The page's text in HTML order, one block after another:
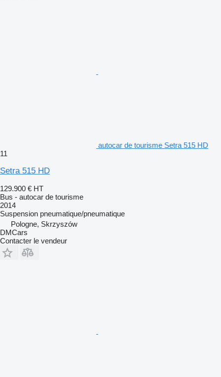
autocar de tourisme Setra 515 HD
11
Setra 515 HD
129.900 € HT
Bus - autocar de tourisme
2014
Suspension pneumatique/pneumatique
Pologne, Skrzyszów
DMCars
Contacter le vendeur